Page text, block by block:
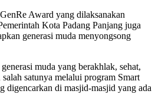
Award yang dilaksanakan
Kota Padang Panjang juga
generasi muda menyongsong
muda yang berakhlak, sehat,
satunya melalui program Smart
digencarkan di masjid-masjid yang ada